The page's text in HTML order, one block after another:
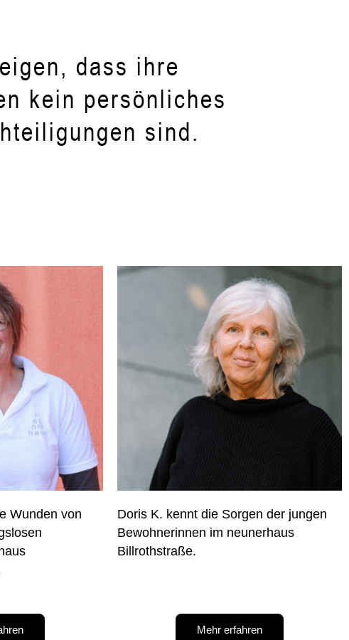
dass ihre
kein persönliches
sind.
Wunden von
Doris K. kennt die Sorgen der jungen
Bewohnerinnen im neunerhaus
Billrothstraße.
Mehr erfahren